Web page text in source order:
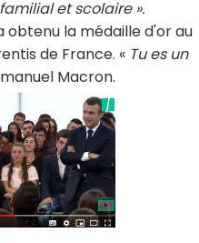
et scolaire ».
obtenu la médaille d'or au
de France. « Tu es un
Macron.